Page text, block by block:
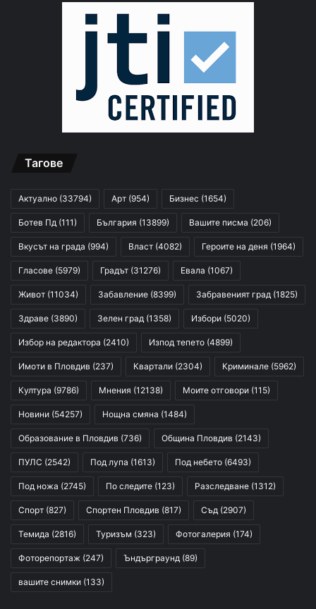
Тагове
Актуално (33794) Арт (954) Бизнес (1654)
Ботев Пд (111) България (13899) Вашите писма (206)
Вкусът на града (994) Власт (4082) Героите на деня (1964)
Гласове (5979) Градът (31276) Евала (1067)
Живот (11034) Забавление (8399) Забравеният град (1825)
Здраве (3890) Зелен град (1358) Избори (5020)
Избор на редактора (2410) Изпод тепето (4899)
Имоти в Пловдив (237) Квартали (2304) Криминале (5962)
Култура (9786) Мнения (12138) Моите отговори (115)
Новини (54257) Нощна смяна (1484)
Образование в Пловдив (736) Община Пловдив (2143)
ПУЛС (2542) Под лупа (1613) Под небето (6493)
Под ножа (2745) По следите (123) Разследване (1312)
Спорт (827) Спортен Пловдив (817) Съд (2907)
Темида (2816) Туризъм (323) Фотогалерия (174)
Фоторепортаж (247) Ъндърграунд (89)
вашите снимки (133)